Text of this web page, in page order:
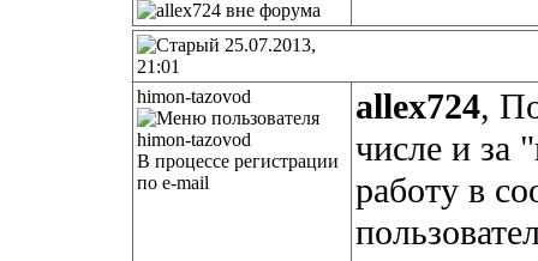
25.07.2013,
21:01
himon-tazovod
В процессе регистрации
по e-mail
allex724,
числе и за
работу в